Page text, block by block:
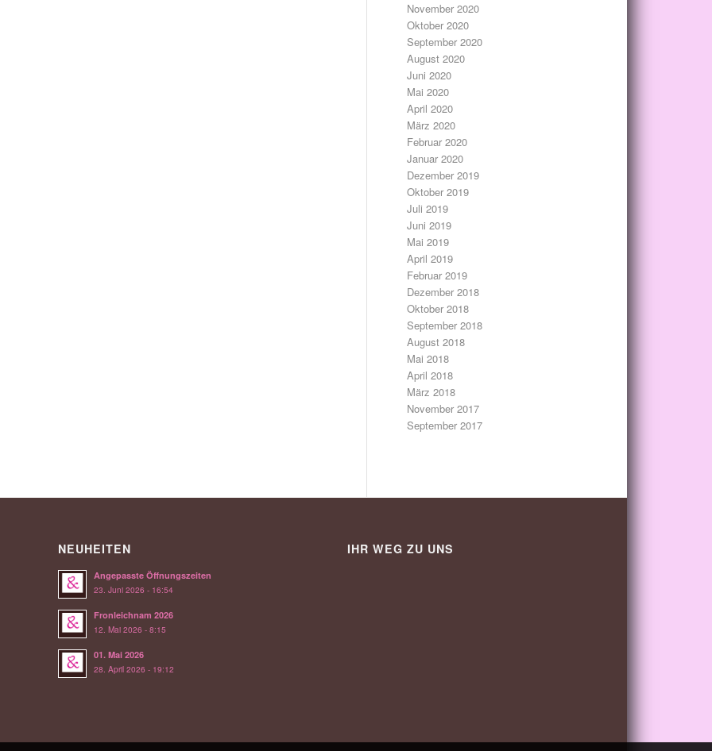
November 2020
Oktober 2020
September 2020
August 2020
Juni 2020
Mai 2020
April 2020
März 2020
Februar 2020
Januar 2020
Dezember 2019
Oktober 2019
Juli 2019
Juni 2019
Mai 2019
April 2019
Februar 2019
Dezember 2018
Oktober 2018
September 2018
August 2018
Mai 2018
April 2018
März 2018
November 2017
September 2017
NEUHEITEN
Angepasste Öffnungszeiten
23. Juni 2026 - 16:54
Fronleichnam 2026
12. Mai 2026 - 8:15
01. Mai 2026
28. April 2026 - 19:12
IHR WEG ZU UNS